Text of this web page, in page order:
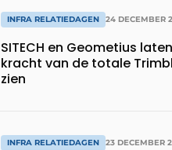
INFRA RELATIEDAGEN 24 DECEMBER
SITECH en Geometius
kracht van de totale
zien
INFRA RELATIEDAGEN 23 DECEMBER